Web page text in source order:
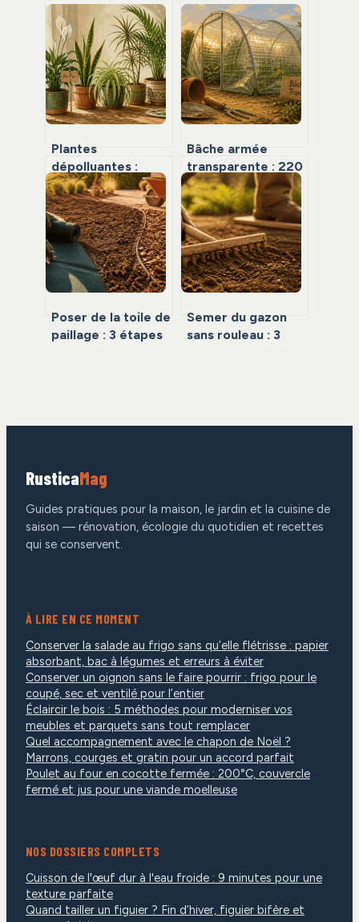
Plantes
dépolluantes :
mythe scientifique
ou solution
concrète pour
assainir votre air ?
Bâche armée
transparente : 220
microns et
armature haute
densité pour une
protection durable
Poser de la toile de
paillage : 3 étapes
Semer du gazon
sans rouleau : 3
RusticaMag
Guides pratiques pour la maison, le jardin et la cuisine de
saison — rénovation, écologie du quotidien et recettes
qui se conservent.
À LIRE EN CE MOMENT
Conserver la salade au frigo sans qu’elle flétrisse : papier
absorbant, bac à légumes et erreurs à éviter
Conserver un oignon sans le faire pourrir : frigo pour le
coupé, sec et ventilé pour l’entier
Éclaircir le bois : 5 méthodes pour moderniser vos
meubles et parquets sans tout remplacer
Quel accompagnement avec le chapon de Noël ?
Marrons, courges et gratin pour un accord parfait
Poulet au four en cocotte fermée : 200°C, couvercle
fermé et jus pour une viande moelleuse
NOS DOSSIERS COMPLETS
Cuisson de l'œuf dur à l'eau froide : 9 minutes pour une
texture parfaite
Quand tailler un figuier ? Fin d’hiver, figuier bifère et